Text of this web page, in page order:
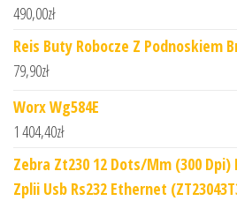
490,00zł
Reis Buty Robocze Z Podnoskiem
79,90zł
Worx Wg584E
1 404,40zł
Zebra Zt230 12 Dots/Mm (300 Dpi)
Zplii Usb Rs232 Ethernet